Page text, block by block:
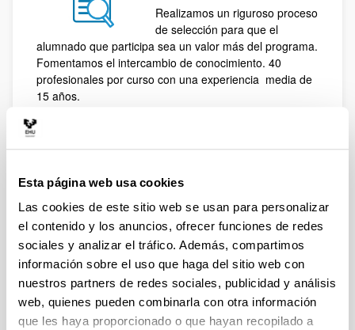
Esta página web usa cookies
Las cookies de este sitio web se usan para personalizar
el contenido y los anuncios, ofrecer funciones de redes
sociales y analizar el tráfico. Además, compartimos
información sobre el uso que haga del sitio web con
nuestros partners de redes sociales, publicidad y análisis
web, quienes pueden combinarla con otra información
que les haya proporcionado o que hayan recopilado a
Realizamos un riguroso proceso
de selección para que el
alumnado que participa sea un valor más del programa.
Fomentamos el intercambio de conocimiento. 40
profesionales por curso con una experiencia media de
15 años.
en primera persona
Nuestra amplia red de contactos
nos permite que profesionales
de éxito en puestos de alta responsabilidad nos
expliquen en primera persona su experiencia y
conocimiento.